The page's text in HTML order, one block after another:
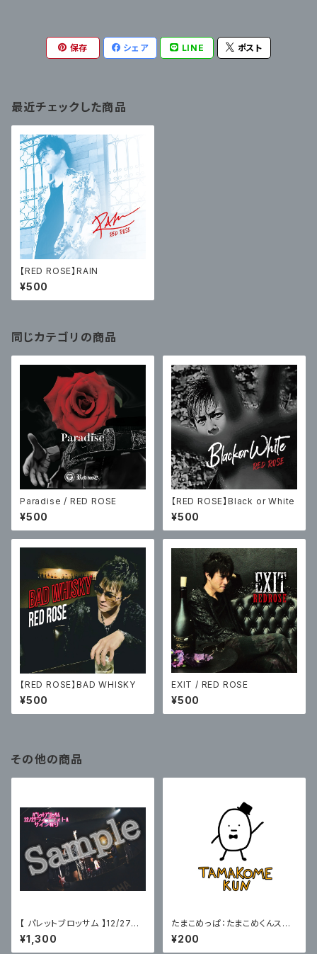
保存 シェア LINE ポスト
最近チェックした商品
【RED ROSE】RAIN
¥500
同じカテゴリの商品
Paradise / RED ROSE
¥500
【RED ROSE】Black or White
¥500
【RED ROSE】BAD WHISKY
¥500
EXIT / RED ROSE
¥500
その他の商品
【 パレットブロッサム 】12/27主
催ライブフォトA〈サイン有〉
¥1,300
たまこめっぱ：たまこめくんステ
ッカー2枚セット
¥200